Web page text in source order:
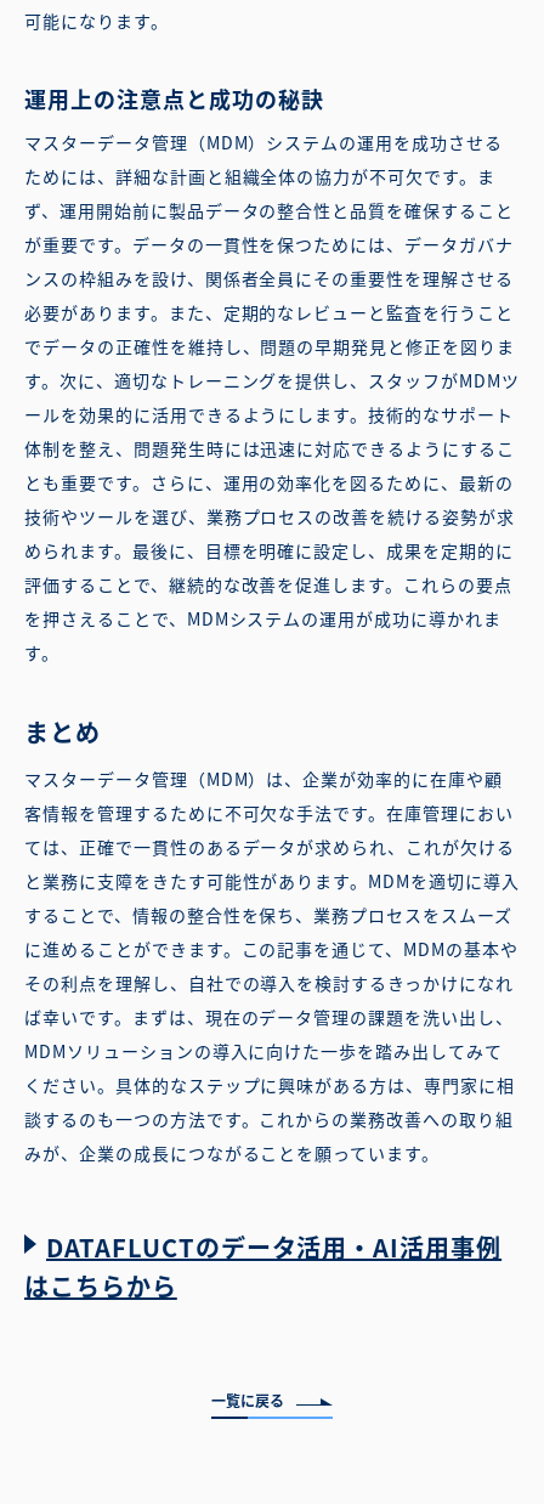
可能になります。
運用上の注意点と成功の秘訣
マスターデータ管理（MDM）システムの運用を成功させる
ためには、詳細な計画と組織全体の協力が不可欠です。ま
ず、運用開始前に製品データの整合性と品質を確保すること
が重要です。データの一貫性を保つためには、データガバナ
ンスの枠組みを設け、関係者全員にその重要性を理解させる
必要があります。また、定期的なレビューと監査を行うこと
でデータの正確性を維持し、問題の早期発見と修正を図りま
す。次に、適切なトレーニングを提供し、スタッフがMDMツ
ールを効果的に活用できるようにします。技術的なサポート
体制を整え、問題発生時には迅速に対応できるようにするこ
とも重要です。さらに、運用の効率化を図るために、最新の
技術やツールを選び、業務プロセスの改善を続ける姿勢が求
められます。最後に、目標を明確に設定し、成果を定期的に
評価することで、継続的な改善を促進します。これらの要点
を押さえることで、MDMシステムの運用が成功に導かれま
す。
まとめ
マスターデータ管理（MDM）は、企業が効率的に在庫や顧
客情報を管理するために不可欠な手法です。在庫管理におい
ては、正確で一貫性のあるデータが求められ、これが欠ける
と業務に支障をきたす可能性があります。MDMを適切に導入
することで、情報の整合性を保ち、業務プロセスをスムーズ
に進めることができます。この記事を通じて、MDMの基本や
その利点を理解し、自社での導入を検討するきっかけになれ
ば幸いです。まずは、現在のデータ管理の課題を洗い出し、
MDMソリューションの導入に向けた一歩を踏み出してみて
ください。具体的なステップに興味がある方は、専門家に相
談するのも一つの方法です。これからの業務改善への取り組
みが、企業の成長につながることを願っています。
DATAFLUCTのデータ活用・AI活用事例
はこちらから
一覧に戻る